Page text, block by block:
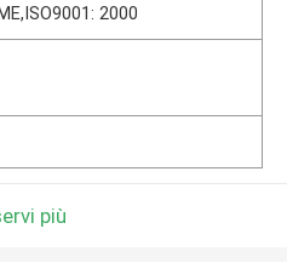
2000
più